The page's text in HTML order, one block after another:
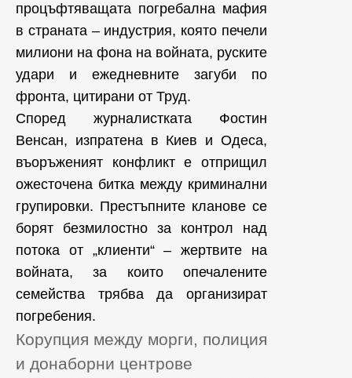
процъфтяващата погребална мафия
в страната – индустрия, която печели
милиони на фона на войната, руските
удари и ежедневните загуби по
фронта, цитирани от Труд.
Според журналистката Фостин
Венсан, изпратена в Киев и Одеса,
въоръженият конфликт е отприщил
ожесточена битка между криминални
групировки. Престъпните кланове се
борят безмилостно за контрол над
потока от „клиенти“ – жертвите на
войната, за които опечалените
семейства трябва да организират
погребения.
Корупция между морги, полиция
и донаборни центрове